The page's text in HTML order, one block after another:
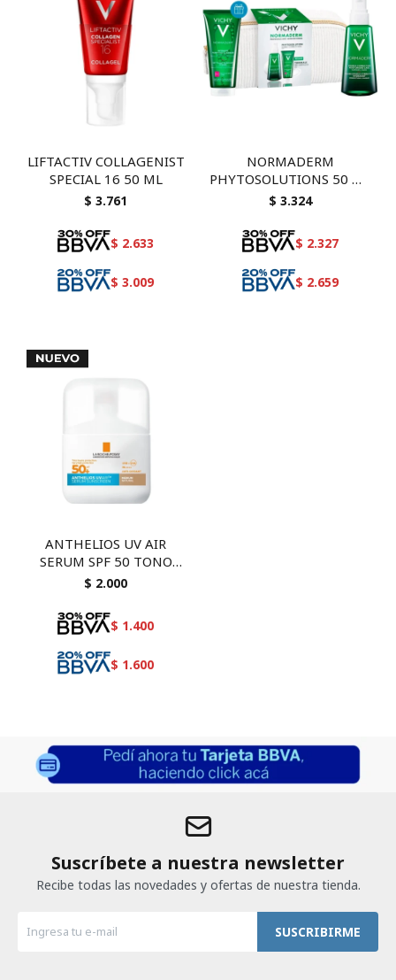
LIFTACTIV COLLAGENIST
SPECIAL 16 50 ML
$ 3.761
$ 2.633
$ 3.009
NORMADERM
PHYTOSOLUTIONS 50 ML
+ NORMADERM
LIMPIADOR 50 ML
$ 3.324
$ 2.327
$ 2.659
ANTHELIOS UV AIR
SERUM SPF 50 TONO
MEDIO 50 ML
$ 2.000
$ 1.400
$ 1.600
Suscríbete a nuestra newsletter
Recibe todas las novedades y ofertas de nuestra tienda.
SUSCRIBIRME